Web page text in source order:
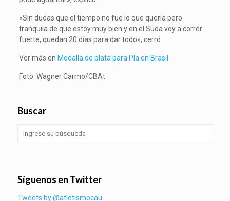
«Sin dudas que el tiempo no fue lo que quería pero
tranquila de que estoy muy bien y en el Suda voy a correr
fuerte, quedan 20 días para dar todo», cerró.
Ver más en Medalla de plata para Pía en Brasil
Foto: Wagner Carmo/CBAt
Buscar
Síguenos en Twitter
Tweets by @atletismocau